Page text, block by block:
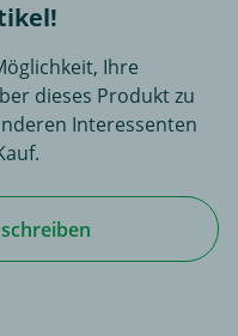
Ihre
dieses Produkt zu
Interessenten